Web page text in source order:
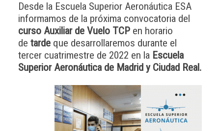
Desde la Escuela Superior Aeronáutica ESA
informamos de la próxima convocatoria del
curso Auxiliar de Vuelo TCP en horario
de tarde que desarrollaremos durante el
tercer cuatrimestre de 2022 en la Escuela
Superior Aeronáutica de Madrid y Ciudad Real.